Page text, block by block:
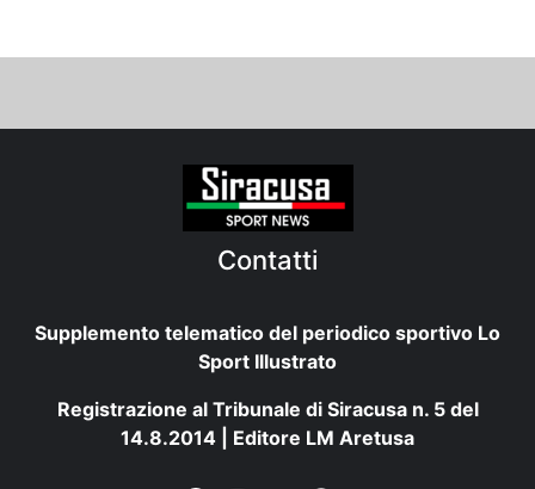
Contatti
Supplemento telematico del periodico sportivo Lo
Sport Illustrato
Registrazione al Tribunale di Siracusa n. 5 del
14.8.2014 | Editore LM Aretusa